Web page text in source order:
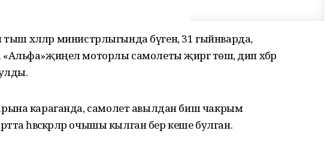
тыш хәлләр министрлыгында бүген, 31 гыйнварда,
моторлы самолеты җиргә төшә, дип хәбәр
караганда, самолет авылдан биш чакрым
һәвәскәрләр очышы кылган бер кеше булган.